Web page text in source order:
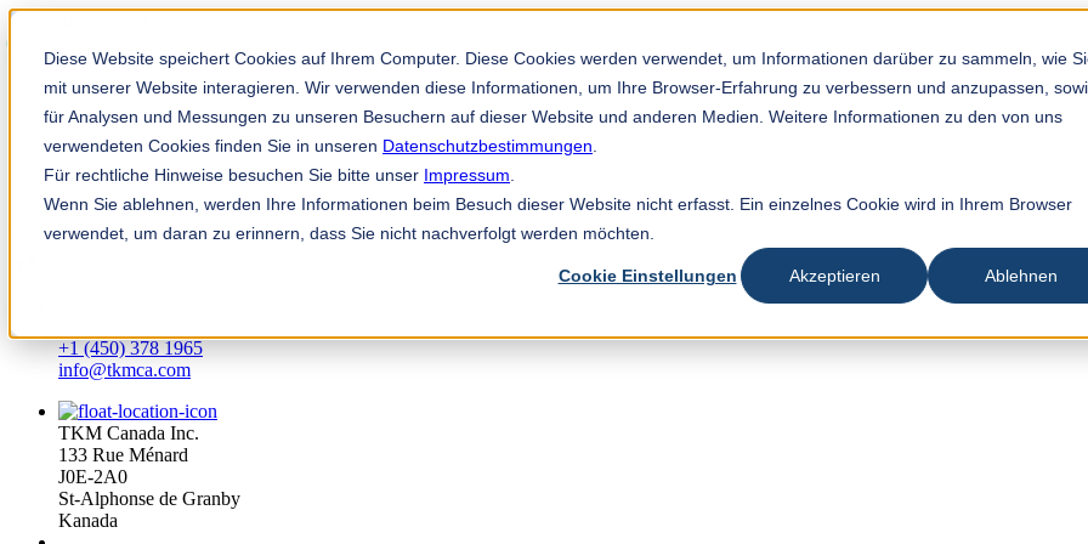
Diese Website speichert Cookies auf Ihrem Computer. Diese Cookies werden verwendet, um Informationen darüber zu sammeln, wie
mit unserer Website interagieren. Wir verwenden diese Informationen, um Ihre Browser-Erfahrung zu verbessern und anzupassen,
für Analysen und Messungen zu unseren Besuchern auf dieser Website und anderen Medien. Weitere Informationen zu den von uns
verwendeten Cookies finden Sie in unseren Datenschutzbestimmungen
Für rechtliche Hinweise besuchen Sie bitte unser Impressum
Wenn Sie ablehnen, werden Ihre Informationen beim Besuch dieser Website nicht erfasst. Ein einzelnes Cookie wird in Ihrem Browser
verwendet, um daran zu erinnern, dass Sie nicht nachverfolgt werden möchten.
Cookie Einstellungen Akzeptieren Ablehnen
Solution Finder
TKM App
ms
+1 (450) 378 1965
info@tkmca.com
TKM Canada Inc.
133 Rue Ménard
J0E-2A0
St-Alphonse de Granby
Kanada